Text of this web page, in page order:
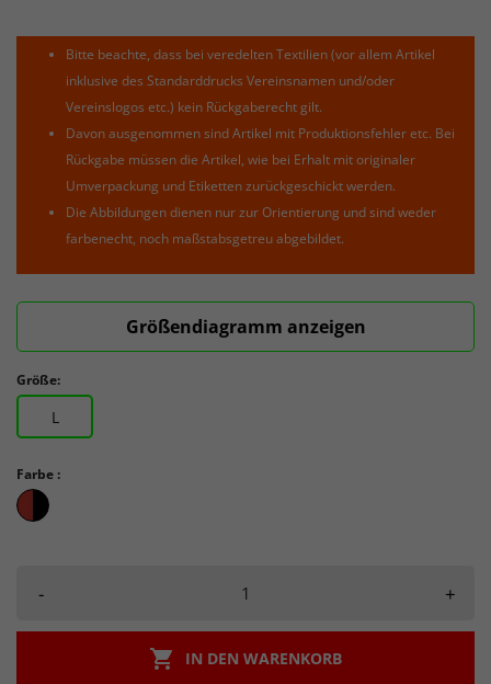
Bitte beachte, dass bei veredelten Textilien (vor allem Artikel
inklusive des Standarddrucks Vereinsnamen und/oder
Vereinslogos etc.) kein Rückgaberecht gilt.
Davon ausgenommen sind Artikel mit Produktionsfehler etc. Bei
Rückgabe müssen die Artikel, wie bei Erhalt mit originaler
Umverpackung und Etiketten zurückgeschickt werden.
Die Abbildungen dienen nur zur Orientierung und sind weder
farbenecht, noch maßstabsgetreu abgebildet.
Größendiagramm anzeigen
Größe:
L
Farbe :
rot/schwarz
- +
 IN DEN WARENKORB